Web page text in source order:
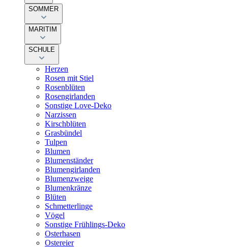
SOMMER
MARITIM
SCHULE
Herzen
Rosen mit Stiel
Rosenblüten
Rosengirlanden
Sonstige Love-Deko
Narzissen
Kirschblüten
Grasbündel
Tulpen
Blumen
Blumenständer
Blumengirlanden
Blumenzweige
Blumenkränze
Blüten
Schmetterlinge
Vögel
Sonstige Frühlings-Deko
Osterhasen
Ostereier